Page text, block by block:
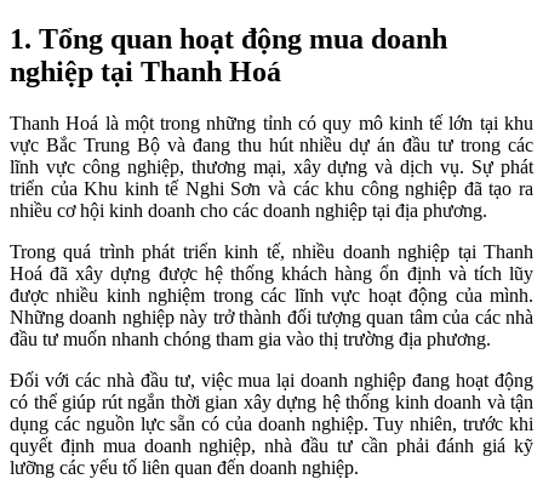
1. Tổng quan hoạt động mua doanh
nghiệp tại Thanh Hoá
Thanh Hoá là một trong những tỉnh có quy mô kinh tế lớn tại khu
vực Bắc Trung Bộ và đang thu hút nhiều dự án đầu tư trong các
lĩnh vực công nghiệp, thương mại, xây dựng và dịch vụ. Sự phát
triển của Khu kinh tế Nghi Sơn và các khu công nghiệp đã tạo ra
nhiều cơ hội kinh doanh cho các doanh nghiệp tại địa phương.
Trong quá trình phát triển kinh tế, nhiều doanh nghiệp tại Thanh
Hoá đã xây dựng được hệ thống khách hàng ổn định và tích lũy
được nhiều kinh nghiệm trong các lĩnh vực hoạt động của mình.
Những doanh nghiệp này trở thành đối tượng quan tâm của các nhà
đầu tư muốn nhanh chóng tham gia vào thị trường địa phương.
Đối với các nhà đầu tư, việc mua lại doanh nghiệp đang hoạt động
có thể giúp rút ngắn thời gian xây dựng hệ thống kinh doanh và tận
dụng các nguồn lực sẵn có của doanh nghiệp. Tuy nhiên, trước khi
quyết định mua doanh nghiệp, nhà đầu tư cần phải đánh giá kỹ
lưỡng các yếu tố liên quan đến doanh nghiệp.